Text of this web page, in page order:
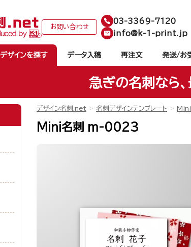
お問い合わせ
03-3369-7120
info@k-1-print.jp
デザインを探す データ入稿 再注文 発送/お
急ぎの名刺なら
デザイン名刺.net 名刺デザインテンプレート Mini
Mini名刺 m-0023